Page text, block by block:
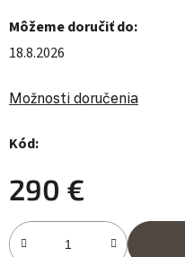
Môžeme doručiť do:
18.8.2026
Možnosti doručenia
Kód:
290 €
Jednotková cena: